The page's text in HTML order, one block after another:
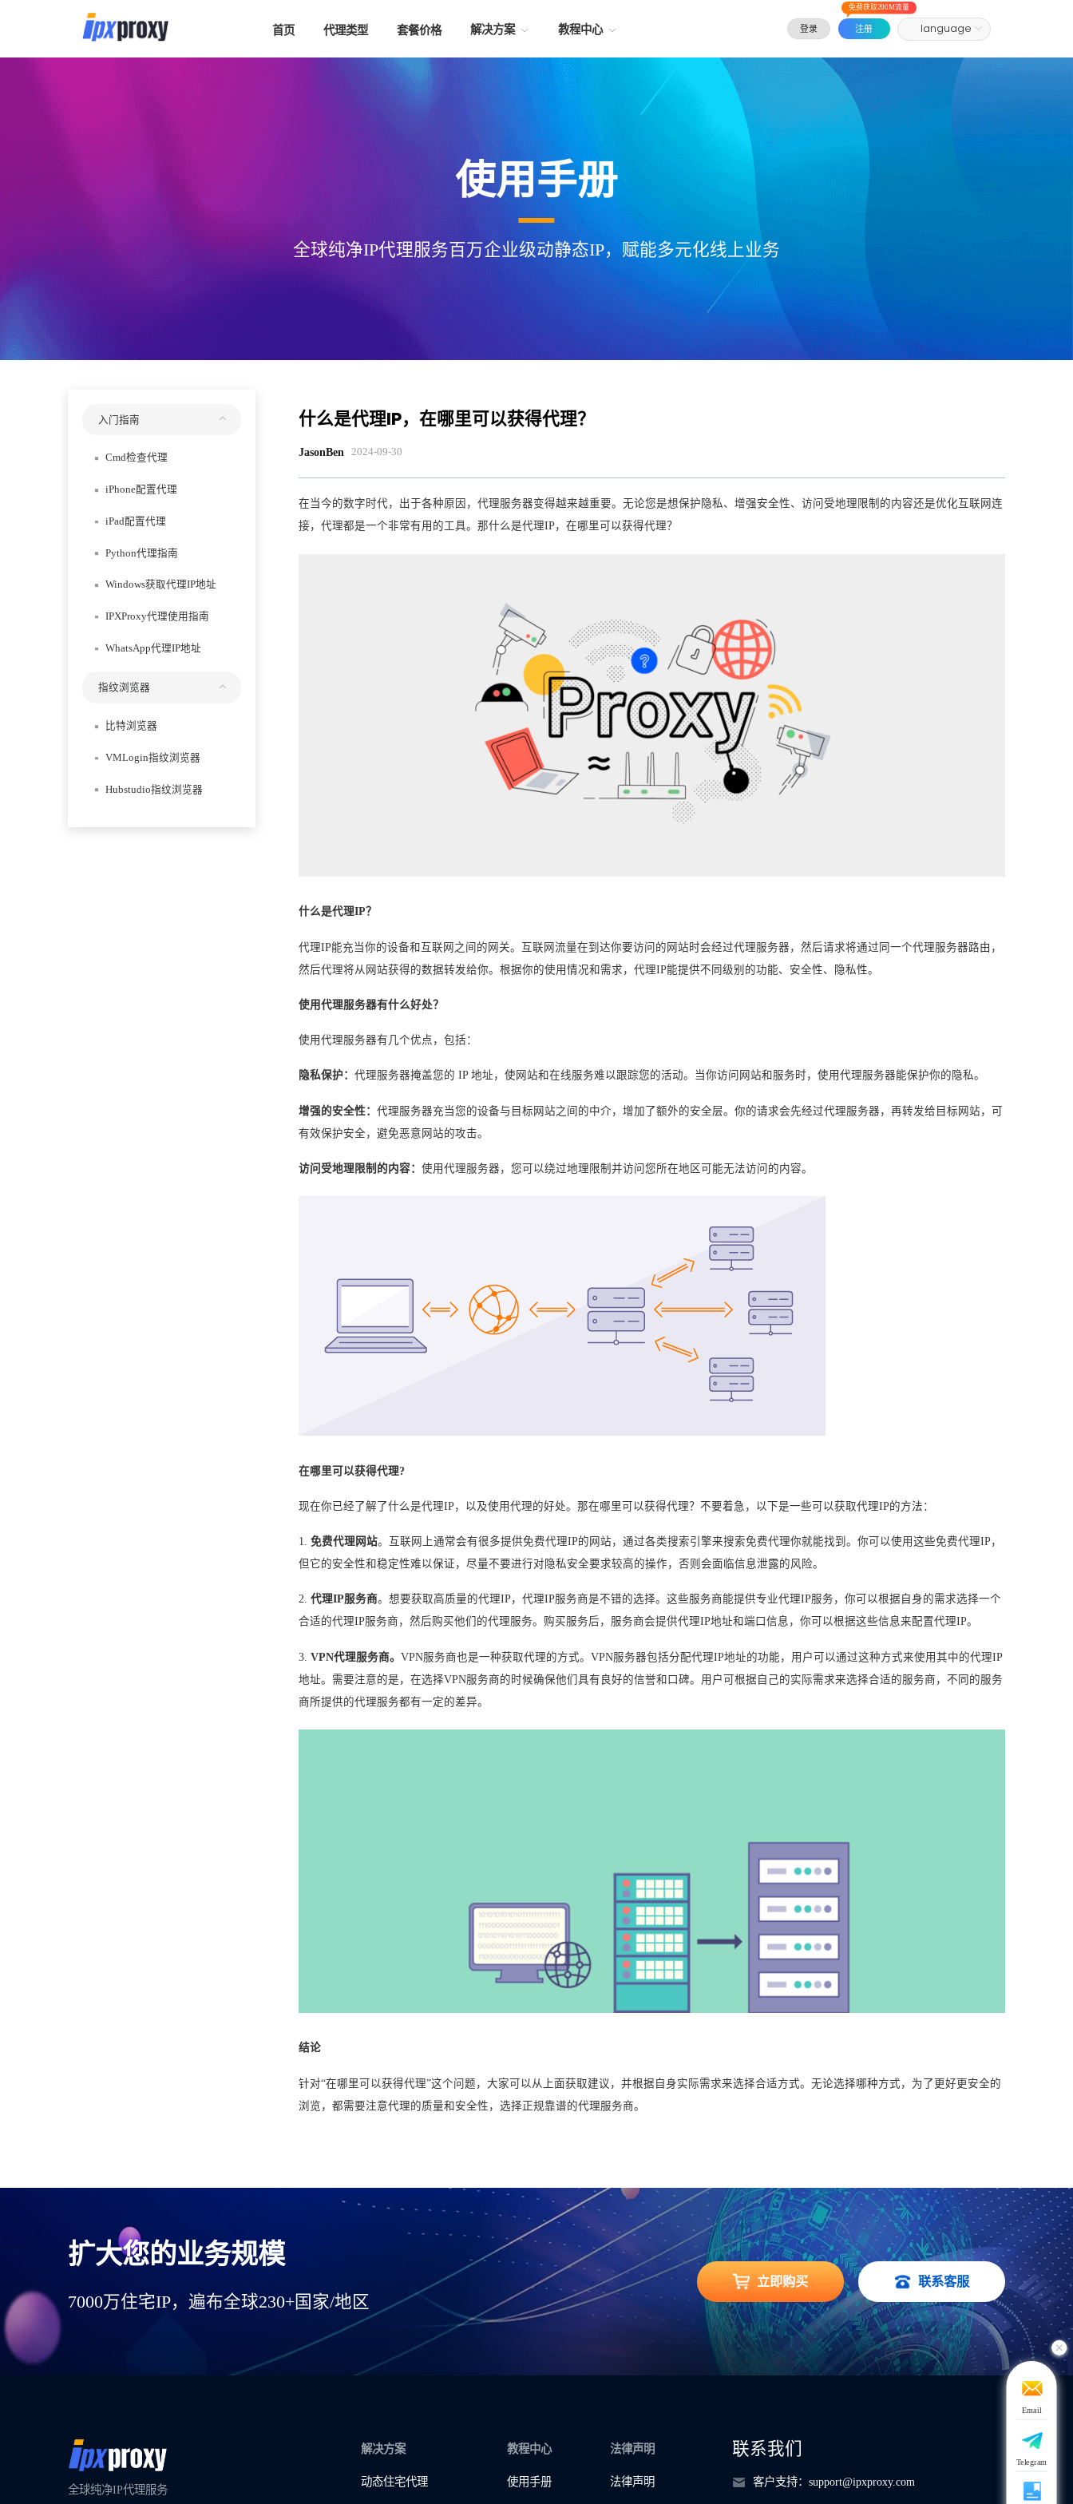
首页 代理类型 套餐价格 解决方案 教程中心 登录
免费获取200M流量
注册
使用手册
全球纯净IP代理服务百万企业级动静态IP，赋能多元化线上业务
入门指南
Cmd检查代理
iPhone配置代理
iPad配置代理
Python代理指南
Windows获取代理IP地址
IPXProxy代理使用指南
WhatsApp代理IP地址
指纹浏览器
比特浏览器
VMLogin指纹浏览器
Hubstudio指纹浏览器
什么是代理IP，在哪里可以获得代理？
JasonBen 2024-09-30
​在当今的数字时代，出于各种原因，代理服务器变得越来越重要。无论您是想保护隐私、增强安全性、访问受地理限制的内容还是优化互联网连
接，代理都是一个非常有用的工具。那什么是代理IP，在哪里可以获得代理？
什么是代理IP？
代理IP能充当你的设备和互联网之间的网关。互联网流量在到达你要访问的网站时会经过代理服务器，然后请求将通过同一个代理服务器路由，
然后代理将从网站获得的数据转发给你。根据你的使用情况和需求，代理IP能提供不同级别的功能、安全性、隐私性。
使用代理服务器有什么好处？
使用代理服务器有几个优点，包括：
隐私保护： 代理服务器掩盖您的 IP 地址，使网站和在线服务难以跟踪您的活动。当你访问网站和服务时，使用代理服务器能保护你的隐私。
增强的安全性： 代理服务器充当您的设备与目标网站之间的中介，增加了额外的安全层。你的请求会先经过代理服务器，再转发给目标网站，可
有效保护安全，避免恶意网站的攻击。
访问受地理限制的内容： 使用代理服务器，您可以绕过地理限制并访问您所在地区可能无法访问的内容。
在哪里可以获得代理?
现在你已经了解了什么是代理IP，以及使用代理的好处。那在哪里可以获得代理？不要着急，以下是一些可以获取代理IP的方法：
1. 免费代理网站。互联网上通常会有很多提供免费代理IP的网站，通过各类搜索引擎来搜索免费代理你就能找到。你可以使用这些免费代理IP，
但它的安全性和稳定性难以保证，尽量不要进行对隐私安全要求较高的操作，否则会面临信息泄露的风险。
2. 代理IP服务商。想要获取高质量的代理IP，代理IP服务商是不错的选择。这些服务商能提供专业代理IP服务，你可以根据自身的需求选择一个
合适的代理IP服务商，然后购买他们的代理服务。购买服务后，服务商会提供代理IP地址和端口信息，你可以根据这些信息来配置代理IP。
3. VPN代理服务商。 VPN服务商也是一种获取代理的方式。VPN服务器包括分配代理IP地址的功能，用户可以通过这种方式来使用其中的代理IP
地址。需要注意的是，在选择VPN服务商的时候确保他们具有良好的信誉和口碑。用户可根据自己的实际需求来选择合适的服务商，不同的服务
商所提供的代理服务都有一定的差异。
结论
针对“在哪里可以获得代理”这个问题，大家可以从上面获取建议，并根据自身实际需求来选择合适方式。无论选择哪种方式，为了更好更安全的
浏览，都需要注意代理的质量和安全性，选择正规靠谱的代理服务商。
扩大您的业务规模
7000万住宅IP，遍布全球230+国家/地区
立即购买 联系客服
全球纯净IP代理服务
解决方案
动态住宅代理
教程中心
使用手册
法律声明
法律声明
联系我们
客户支持： support@ipxproxy.com
Email
Telegram